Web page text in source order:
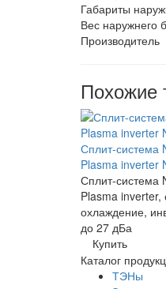
Габариты
Вес наружнего
Производитель
Похожие
Сплит-система
Plasma inverter
Сплит-система
Plasma inverter,
охлаждение,
до 27 дБа
Купить
Каталог
ТЭНы